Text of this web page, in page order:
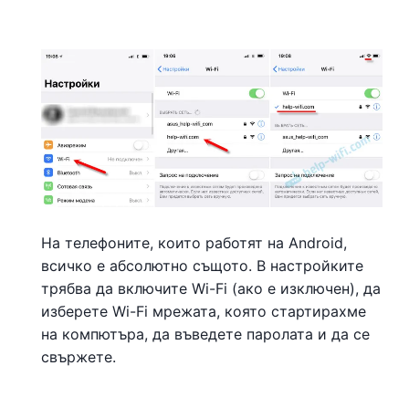
На телефоните, които работят на Android,
всичко е абсолютно същото. В настройките
трябва да включите Wi-Fi (ако е изключен), да
изберете Wi-Fi мрежата, която стартирахме
на компютъра, да въведете паролата и да се
свържете.